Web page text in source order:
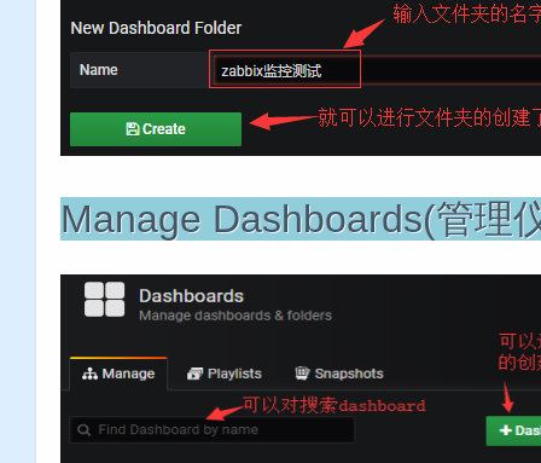
Manage Dashboards(管理